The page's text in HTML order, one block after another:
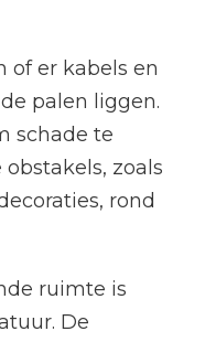
of er kabels en
palen liggen.
schade te
zoals
rond
ruimte is
De